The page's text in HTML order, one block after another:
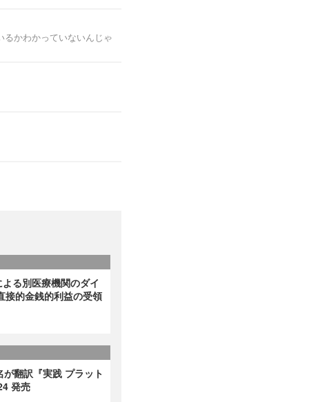
かわかっていないんじゃ
る別医療機関のダイ
接的金銭的利益の受領
翻訳『実践 プラット
発売